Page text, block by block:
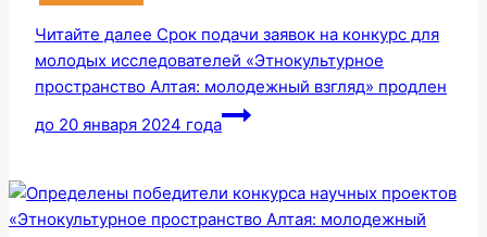
Читайте далее Срок подачи заявок на конкурс для
молодых исследователей «Этнокультурное
пространство Алтая: молодежный взгляд» продлен
до 20 января 2024 года